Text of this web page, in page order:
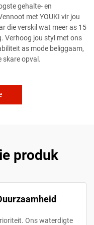
gehalte- en
met YOUKI vir jou
die verskil wat meer as 15
Verhoog jou styl met ons
as mode beliggaam,
skare opval.
produk
Ons waterdigte